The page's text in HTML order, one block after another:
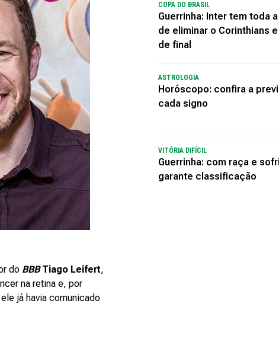
do BBBTiago Leifert,
na retina e, por
já havia comunicado
COPA DO BRASIL
Guerrinha: Inter tem toda
de eliminar o Corinthians
de final
ASTROLOGIA
Horóscopo: confira a
cada signo
VITÓRIA DIFÍCIL
Guerrinha: com raça e
garante classificação